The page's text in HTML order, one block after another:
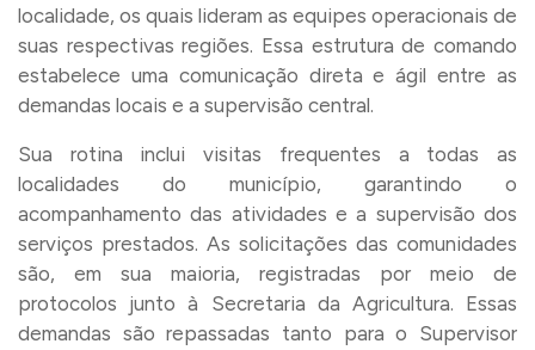
localidade, os quais lideram as equipes operacionais de
suas respectivas regiões. Essa estrutura de comando
estabelece uma comunicação direta e ágil entre as
demandas locais e a supervisão central.
Sua rotina inclui visitas frequentes a todas as
localidades do município, garantindo o
acompanhamento das atividades e a supervisão dos
serviços prestados. As solicitações das comunidades
são, em sua maioria, registradas por meio de
protocolos junto à Secretaria da Agricultura. Essas
demandas são repassadas tanto para o Supervisor